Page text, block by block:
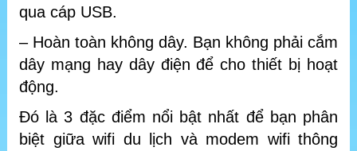
qua cáp USB.
– Hoàn toàn không dây. Bạn không phải cắm
dây mạng hay dây điện để cho thiết bị hoạt
động.
Đó là 3 đặc điểm nổi bật nhất để bạn phân
biệt giữa wifi du lịch và modem wifi thông